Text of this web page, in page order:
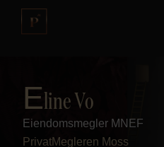
Kjøpe
Selge
Eline Vo
Eiendomsmegler MNEF
PrivatMegleren Moss